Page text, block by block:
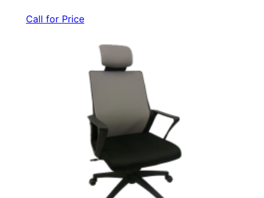
Call for Price